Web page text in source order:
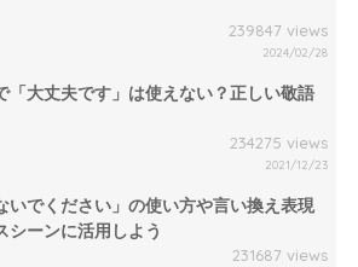
239847 views
2024/02/28
「大丈夫です」は使えない？正しい敬語
234275 views
2021/12/23
いでください」の使い方や言い換え表現
シーンに活用しよう
231687 views